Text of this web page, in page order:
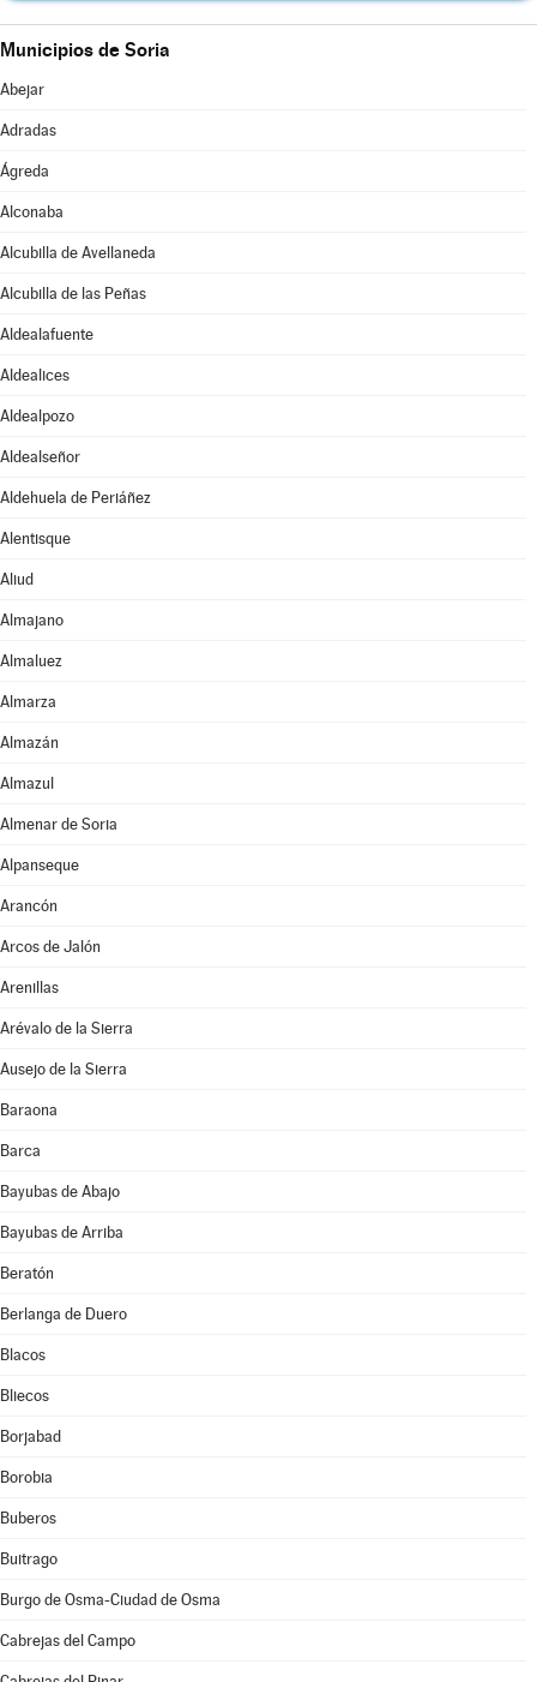
Municipios de Soria
Abejar
Adradas
Ágreda
Alconaba
Alcubilla de Avellaneda
Alcubilla de las Peñas
Aldealafuente
Aldealices
Aldealpozo
Aldealseñor
Aldehuela de Periáñez
Alentisque
Aliud
Almajano
Almaluez
Almarza
Almazán
Almazul
Almenar de Soria
Alpanseque
Arancón
Arcos de Jalón
Arenillas
Arévalo de la Sierra
Ausejo de la Sierra
Baraona
Barca
Bayubas de Abajo
Bayubas de Arriba
Beratón
Berlanga de Duero
Blacos
Bliecos
Borjabad
Borobia
Buberos
Buitrago
Burgo de Osma-Ciudad de Osma
Cabrejas del Campo